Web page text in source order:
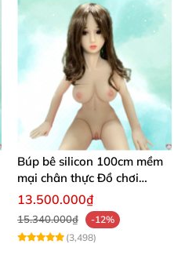
Búp bê silicon 100cm mềm
mại chân thực Đồ chơi
người lớn cao cấp
13.500.000₫
15.340.000₫
-12%
(3,498)